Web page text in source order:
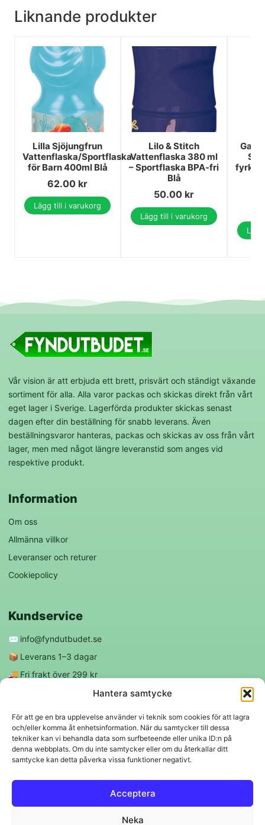
Hantera samtycke
För att ge en bra upplevelse använder vi teknik som cookies för att lagra
och/eller komma åt enhetsinformation. När du samtycker till dessa
tekniker kan vi behandla data som surfbeteende eller unika ID:n på
denna webbplats. Om du inte samtycker eller om du återkallar ditt
samtycke kan detta påverka vissa funktioner negativt.
Acceptera
Neka
Liknande produkter
Lilla Sjöjungfrun
Vattenflaska/Sportflaska
för Barn 400ml Blå
62.00 kr
Lägg till i varukorg
Lilo & Stitch
Vattenflaska 380 ml
– Sportflaska BPA-fri
Blå
50.00 kr
Lägg till i varukorg
Vår vision är att erbjuda ett brett, prisvärt och ständigt växande
sortiment för alla. Alla varor packas och skickas direkt från vårt
eget lager i Sverige. Lagerförda produkter skickas senast
dagen efter din beställning för snabb leverans. Även
beställningsvaror hanteras, packas och skickas av oss från vårt
lager, men med något längre leveranstid som anges vid
respektive produkt.
Information
Om oss
Allmänna villkor
Leveranser och returer
Cookiepolicy
Kundservice
✉️ info@fyndutbudet.se
📦 Leverans 1–3 dagar
🚚 Fri frakt över 299 kr
Följ oss
f ◎